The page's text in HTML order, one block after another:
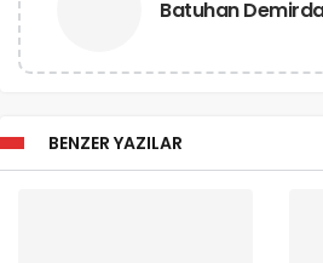
Batuhan
BENZER YAZILAR